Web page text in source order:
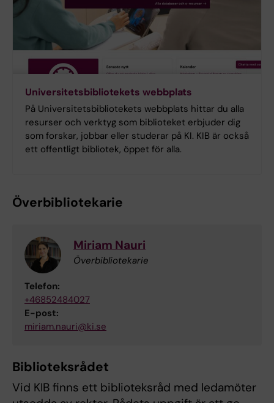
Universitetsbibliotekets webbplats
På Universitetsbibliotekets webbplats hittar du alla
resurser och verktyg som biblioteket erbjuder dig
som forskar, jobbar eller studerar på KI. KIB är också
ett offentligt bibliotek, öppet för alla.
Överbibliotekarie
Miriam Nauri
Överbibliotekarie
Telefon:
+46852484027
E-post:
miriam.nauri@ki.se
Biblioteksrådet
Vid KIB finns ett biblioteksråd med ledamöter